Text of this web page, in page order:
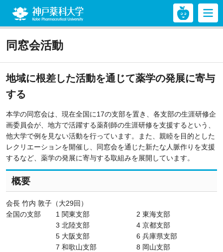
同窓会活動
地域に根差した活動を通じて薬学の発展に寄与
する
本学の同窓会は、現在全国に17の支部を置き、各支部の生涯研修企
画委員会が、地方で活躍する薬剤師の生涯研修を支援するという、
他大学で例を見ない活動を行っています。また、親睦を目的とした
レクリエーションを開催し、同窓会を通じた新たな人脈作りを支援
するなど、薬学の発展に寄与する取組みを展開しています。
概要
会長 竹内 敦子（大29回）
全国の支部
1 関東支部
2 東海支部
3 北陸支部
4 京都支部
5 大阪支部
6 兵庫県支部
7 和歌山支部
8 岡山支部
神戸薬科大学